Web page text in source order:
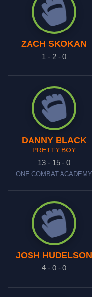
ZACH SKOKAN
1 - 2 - 0
DANNY BLACK
PRETTY BOY
13 - 15 - 0
ONE COMBAT ACADEMY
JOSH HUDELSON
4 - 0 - 0